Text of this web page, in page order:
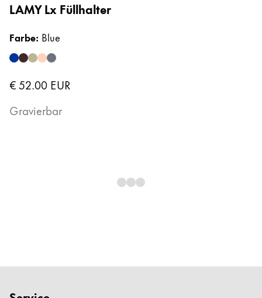
LAMY Lx Füllhalter
Farbe: Blue
€ 52.00 EUR
Gravierbar